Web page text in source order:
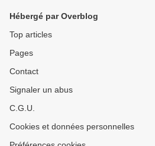
Hébergé par Overblog
Top articles
Pages
Contact
Signaler un abus
C.G.U.
Cookies et données personnelles